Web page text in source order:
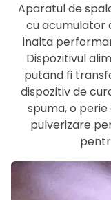
Aparatul de
cu acumulator
inalta
Dispozitivul
putand fi
dispozitiv de
spuma, o
pulverizare